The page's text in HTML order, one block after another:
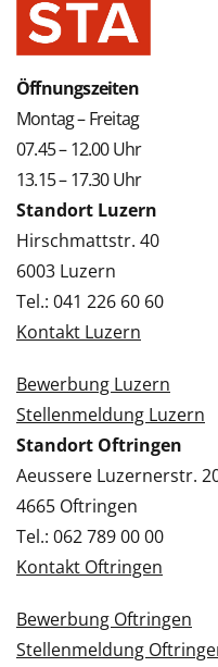
Öffnungszeiten
Montag – Freitag
07.45 – 12.00 Uhr
13.15 – 17.30 Uhr
Standort Luzern
Hirschmattstr. 40
6003 Luzern
Tel.: 041 226 60 60
Kontakt Luzern
Bewerbung Luzern
Stellenmeldung Luzern
Standort Oftringen
Aeussere Luzernerstr.
4665 Oftringen
Tel.: 062 789 00 00
Kontakt Oftringen
Bewerbung Oftringen
Stellenmeldung